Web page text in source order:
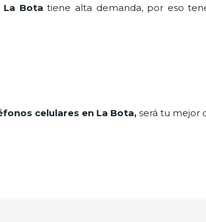
La Bota tiene alta demanda, por eso
celulares en La Bota,será tu mejor